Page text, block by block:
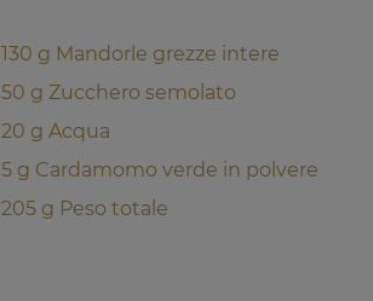
130 g Mandorle grezze intere
50 g Zucchero semolato
20 g Acqua
5 g Cardamomo verde in polvere
205 g Peso totale